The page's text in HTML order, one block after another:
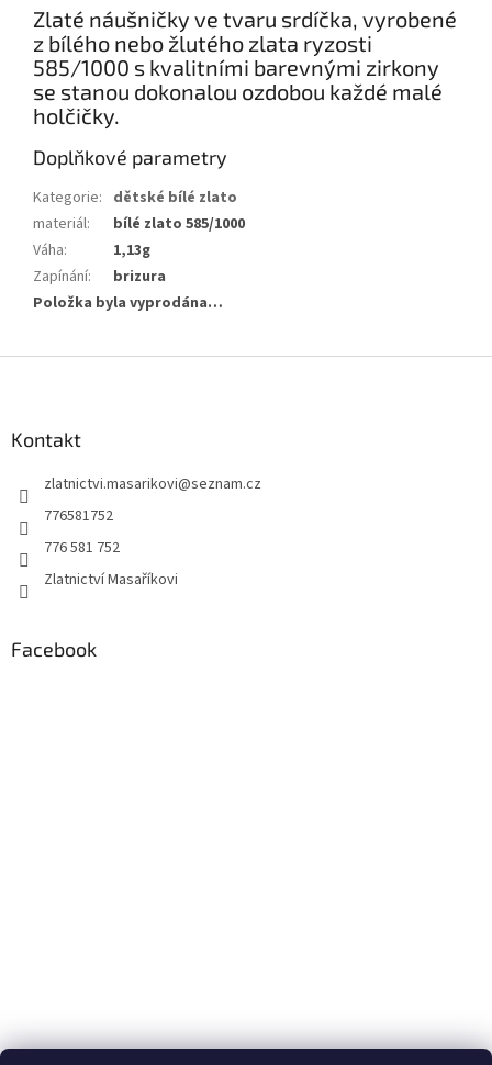
Zlaté náušničky ve tvaru srdíčka, vyrobené
z bílého nebo žlutého zlata ryzosti
585/1000 s kvalitními barevnými zirkony
se stanou dokonalou ozdobou každé malé
holčičky.
Doplňkové parametry
Kategorie: dětské bílé zlato
materiál:
bílé zlato 585/1000
Váha:
1,13g
Zapínání:
brizura
Položka byla vyprodána…
Kontakt
zlatnictvi.masarikovi@seznam.cz
776581752
776 581 752
Zlatnictví Masaříkovi
Facebook